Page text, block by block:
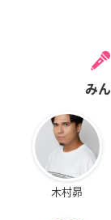
み
木村昴